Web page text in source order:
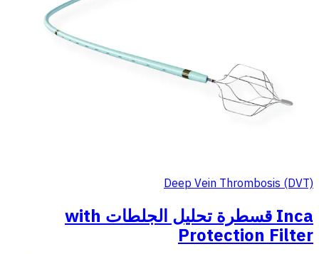
Deep Vein Thrombosis (DVT)
Inca قسطرة تحليل الجلطات with
Protection Filter